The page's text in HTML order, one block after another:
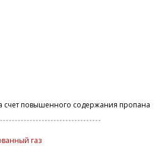
газгольдера
газом без заезда на ваш участок
счет повышенного содержания пропана
газ